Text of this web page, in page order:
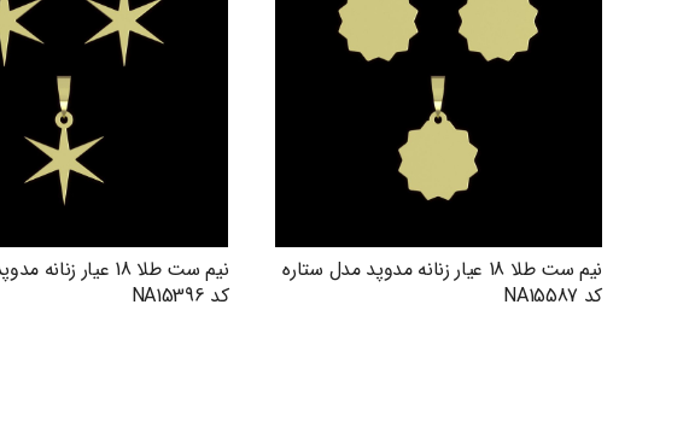
نیم ست طلا 18 عیار زنانه مدوپد مدل ستاره
کد NA15587
نیم ست طلا 18 عیار
کد NA15396